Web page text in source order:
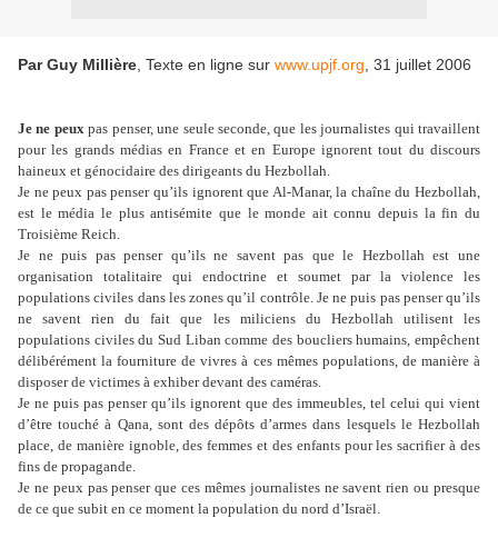
Par Guy Millière , Texte en ligne sur www.upjf.org , 31 juillet 2006
Je ne peuxpas penser, une seule seconde, que les journalistes qui travaillent
pour les grands médias en France et en Europe ignorent tout du discours
haineux et génocidaire des dirigeants du Hezbollah.
Je ne peux pas penser qu’ils ignorent que Al-Manar, la chaîne du Hezbollah,
est le média le plus antisémite que le monde ait connu depuis la fin du
Troisième Reich.
Je ne puis pas penser qu’ils ne savent pas que le Hezbollah est une
organisation totalitaire qui endoctrine et soumet par la violence les
populations civiles dans les zones qu’il contrôle. Je ne puis pas penser qu’ils
ne savent rien du fait que les miliciens du Hezbollah utilisent les
populations civiles du Sud Liban comme des boucliers humains, empêchent
délibérément la fourniture de vivres à ces mêmes populations, de manière à
disposer de victimes à exhiber devant des caméras.
Je ne puis pas penser qu’ils ignorent que des immeubles, tel celui qui vient
d’être touché à Qana, sont des dépôts d’armes dans lesquels le Hezbollah
place, de manière ignoble, des femmes et des enfants pour les sacrifier à des
fins de propagande.
Je ne peux pas penser que ces mêmes journalistes ne savent rien ou presque
de ce que subit en ce moment la population du nord d’Israël.